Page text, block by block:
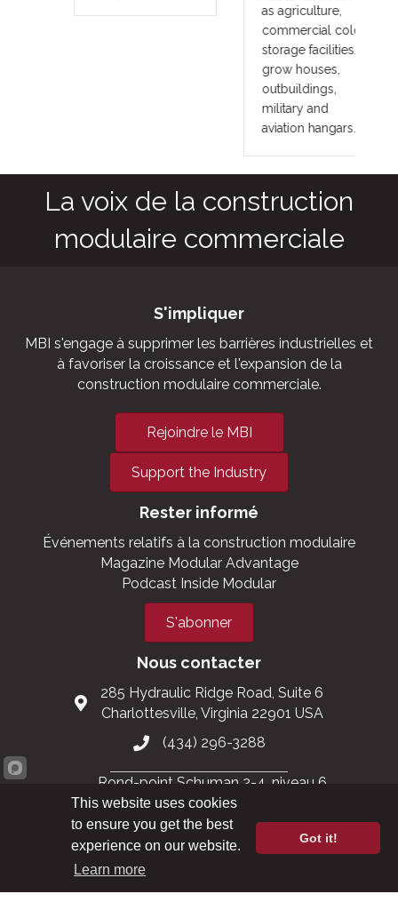
as agriculture,
commercial cold
storage facilities,
grow houses,
outbuildings,
military and
aviation hangars.
La voix de la construction
modulaire commerciale
S'impliquer
MBI s'engage à supprimer les barrières industrielles et
à favoriser la croissance et l'expansion de la
construction modulaire commerciale.
Rejoindre le MBI
Support the Industry
Rester informé
Événements relatifs à la construction modulaire
Magazine Modular Advantage
Podcast Inside Modular
S'abonner
Nous contacter
285 Hydraulic Ridge Road, Suite 6
Charlottesville, Virginia 22901 USA
(434) 296-3288
Rond-point Schuman 2-4, niveau 6
1040 Bruxelles, Belgique
0032 2 403 36 58
This website uses cookies
to ensure you get the best
experience on our website.
Learn more
Got it!